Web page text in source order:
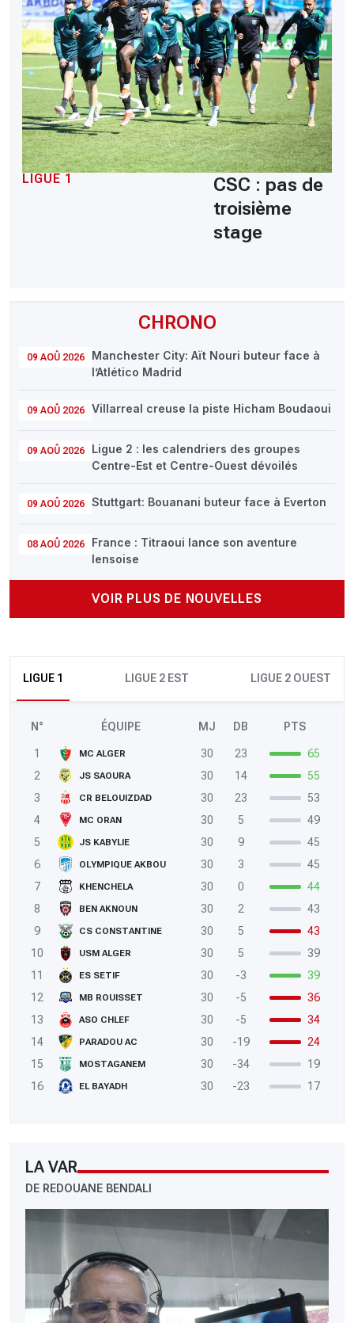
CHRONO
09 AOÛ 2026
Manchester City: Aït Nouri buteur face à
l’Atlético Madrid
09 AOÛ 2026 Villarreal creuse la piste Hicham Boudaoui
09 AOÛ 2026
Ligue 2 : les calendriers des groupes
Centre-Est et Centre-Ouest dévoilés
09 AOÛ 2026 Stuttgart: Bouanani buteur face à Everton
08 AOÛ 2026
France : Titraoui lance son aventure
lensoise
VOIR PLUS DE NOUVELLES
LIGUE 1 LIGUE 2 EST LIGUE 2 OUEST
N° ÉQUIPE MJ DB PTS
1 MC ALGER 30 23
65
2
JS SAOURA 30 14
55
3
CR BELOUIZDAD 30 23
53
4
MC ORAN 30 5
49
5
JS KABYLIE 30 9
45
6
OLYMPIQUE AKBOU 30 3
45
7
KHENCHELA 30 0
44
8
BEN AKNOUN 30 2
43
9
CS CONSTANTINE 30 5
43
10
USM ALGER 30 5
39
11
ES SETIF 30 -3
39
12
MB ROUISSET 30 -5
36
13
ASO CHLEF 30 -5
34
14
PARADOU AC 30 -19
24
15
MOSTAGANEM 30 -34
19
16
EL BAYADH 30 -23 17
LA VAR
DE REDOUANE BENDALI
LIGUE 1
CSC : pas de
troisième
stage